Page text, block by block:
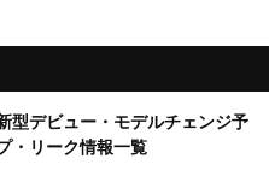
型デビュー・モデルチェンジ予
・リーク情報一覧